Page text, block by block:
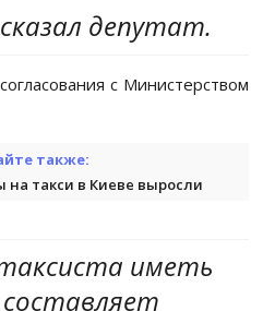
депутат.
с Министерством
также:
на такси в Киеве выросли
иметь